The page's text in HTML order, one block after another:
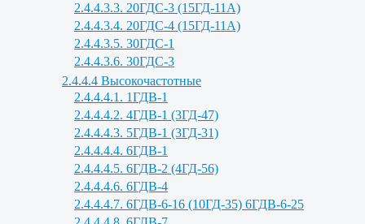
2.4.4.3.3. 20ГДС-3 (15ГД-11А)
2.4.4.3.4. 20ГДС-4 (15ГД-11А)
2.4.4.3.5. 30ГДС-1
2.4.4.3.6. 30ГДС-3
2.4.4.4 Высокочастотные
2.4.4.4.1. 1ГДВ-1
2.4.4.4.2. 4ГДВ-1 (3ГД-47)
2.4.4.4.3. 5ГДВ-1 (3ГД-31)
2.4.4.4.4. 6ГДВ-1
2.4.4.4.5. 6ГДВ-2 (4ГД-56)
2.4.4.4.6. 6ГДВ-4
2.4.4.4.7. 6ГДВ-6-16 (10ГД-35) 6ГДВ-6-25